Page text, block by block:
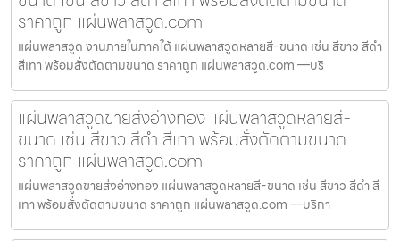
ราคาถูก แผ่นพลาสวูด.com
แผ่นพลาสวูด งานภายในภาคใต้ แผ่นพลาสวูดหลายสี-ขนาด เช่น สีขาว สีดำ
สีเทา พร้อมสั่งตัดตามขนาด ราคาถูก แผ่นพลาสวูด.com —บริ
แผ่นพลาสวูดขายส่งอ่างทอง แผ่นพลาสวูดหลายสี-
ขนาด เช่น สีขาว สีดำ สีเทา พร้อมสั่งตัดตามขนาด
ราคาถูก แผ่นพลาสวูด.com
แผ่นพลาสวูดขายส่งอ่างทอง แผ่นพลาสวูดหลายสี-ขนาด เช่น สีขาว สีดำ สี
เทา พร้อมสั่งตัดตามขนาด ราคาถูก แผ่นพลาสวูด.com —บริกา